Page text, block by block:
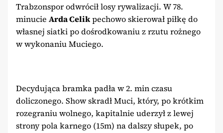
Trabzonspor odwrócił losy rywalizacji. W 78.
minucie Arda Celikpechowo skierował piłkę do
własnej siatki po dośrodkowaniu z rzutu rożnego
w wykonaniu Muciego.
Decydująca bramka padła w 2. min czasu
doliczonego. Show skradł Muci, który, po krótkim
rozegraniu wolnego, kapitalnie uderzył z lewej
strony pola karnego (15m) na dalszy słupek, po